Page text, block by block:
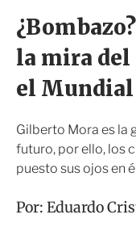
la mira del
el Mundial
Gilberto Mora es la
futuro, por ello, los
puesto sus ojos en
Por: Eduardo